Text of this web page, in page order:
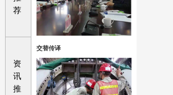
荐
资
讯
推
交替传译